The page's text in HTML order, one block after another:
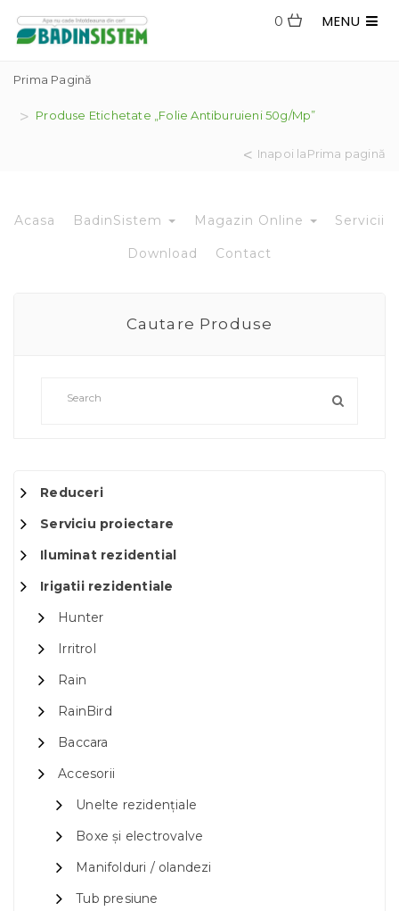
MENU
0
Prima Pagină
Produse Etichetate „folie Antiburuieni 50g/mp”
Inapoi laPrima pagină
Acasa BadinSistem Magazin Online Servicii
Download Contact
Cautare Produse
Reduceri
Serviciu proiectare
Iluminat rezidential
Irigatii rezidentiale
Hunter
Irritrol
Rain
RainBird
Baccara
Accesorii
Unelte rezidențiale
Boxe și electrovalve
Manifolduri / olandezi
Tub presiune